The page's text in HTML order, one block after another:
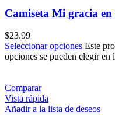
Camiseta Mi gracia en
$23.99
Seleccionar opciones Este
opciones se pueden elegir en
Comparar
Vista rápida
Añadir a la lista de deseos